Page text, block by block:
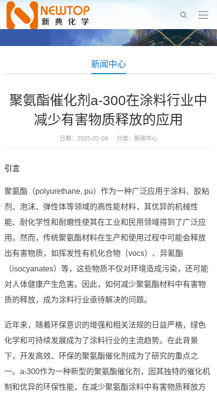
新闻中心
聚氨酯催化剂a-300在涂料行业中
减少有害物质释放的应用
日期：2025-02-09 分类： 新闻中心
引言
聚氨酯（polyurethane, pu）作为一种广泛应用于涂料、胶粘
剂、泡沫、弹性体等领域的高性能材料，其优异的机械性
能、耐化学性和耐磨性使其在工业和民用领域得到了广泛应
用。然而，传统聚氨酯材料在生产和使用过程中可能会释放
出有害物质，如挥发性有机化合物（vocs）、异氰酯
（isocyanates）等，这些物质不仅对环境造成污染，还可能
对人体健康产生危害。因此，如何减少聚氨酯材料中有害物
质的释放，成为涂料行业亟待解决的问题。
近年来，随着环保意识的增强和相关法规的日益严格，绿色
化学和可持续发展成为了涂料行业的主流趋势。在此背景
下，开发高效、环保的聚氨酯催化剂成为了研究的重点之
一。a-300作为一种新型的聚氨酯催化剂，因其独特的催化机
制和优异的环保性能，在减少聚氨酯涂料中有害物质释放方